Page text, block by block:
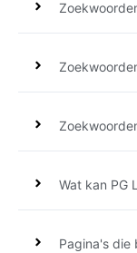
Wat kan PG
Pagina's die